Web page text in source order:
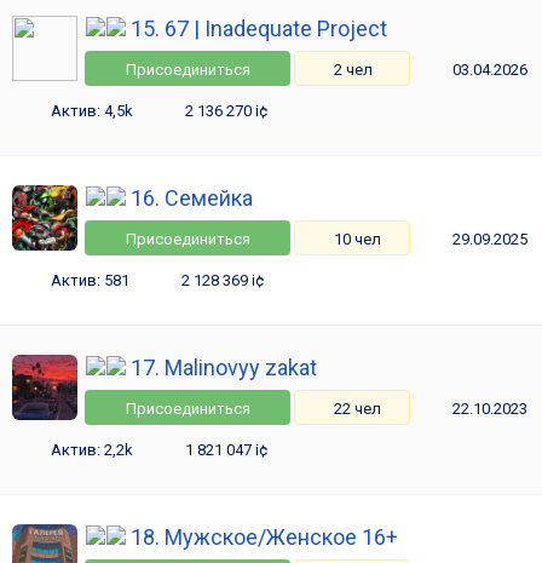
15. 67 | Inadequate Project
Присоединиться 2 чел 03.04.2026
Актив: 4,5k 2 136 270 i¢
16. Семейка
Присоединиться 10 чел 29.09.2025
Актив: 581 2 128 369 i¢
17. Malinovyy zakat
Присоединиться 22 чел 22.10.2023
Актив: 2,2k 1 821 047 i¢
18. Мужское/Женское 16+